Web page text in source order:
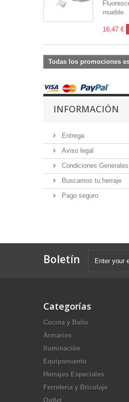
mueble.
16,47 €
Todas los promociones
INFORMACIÓN
Entrega
Aviso legal
Condiciones Generales
Buscamos tu herraje
Pago seguro
Boletín
Categorías
Cocina y Baño
Armarios
Iluminación
Equipamiento
Herrajes Especiales
Ferreteria y Bricolaje
Outlet